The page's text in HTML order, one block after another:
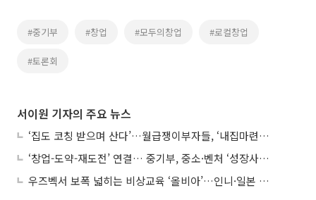
#중기부 #창업 #모두의창업 #로컬창업
#토론회
서이원 기자의 주요 뉴스
‘집도 코칭 받으며 산다’…월급쟁이부자들, ‘내집마련’ 신청 증가세
‘창업-도약-재도전’ 연결… 중기부, 중소·벤처 ‘성장사다리’ 짓는다
우즈벡서 보폭 넓히는 비상교육 ‘올비아’…인니·일본 진출 타진